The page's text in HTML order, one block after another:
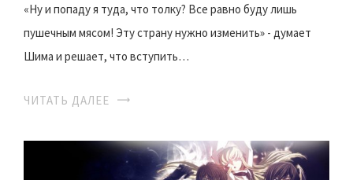
«Ну и попаду я туда, что толку? Все равно буду лишь
пушечным мясом! Эту страну нужно изменить» - думает
Шима и решает, что вступить…
ЧИТАТЬ ДАЛЕЕ